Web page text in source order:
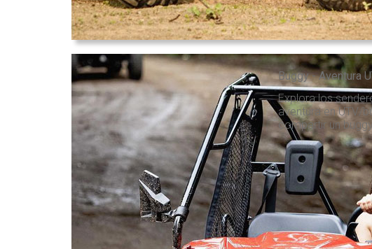
Buggy - Aventura
Explora los
aventura en UTV/
compartir un